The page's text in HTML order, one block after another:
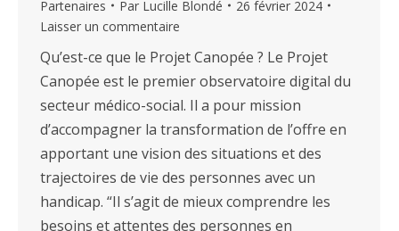
Partenaires Par Lucille Blondé
26 février 2024
Laisser un commentaire
Qu’est-ce que le Projet Canopée ? Le Projet
Canopée est le premier observatoire digital du
secteur médico-social. Il a pour mission
d’accompagner la transformation de l’offre en
apportant une vision des situations et des
trajectoires de vie des personnes avec un
handicap. “Il s’agit de mieux comprendre les
besoins et attentes des personnes en